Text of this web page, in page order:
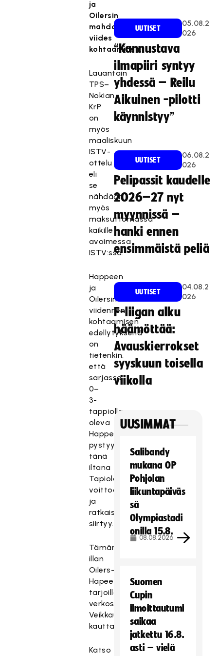
ja
Oilersin
mahdollinen
viides
kohtaaminen.
Lauantain
TPS–
Nokian
KrP
on
myös
maaliskuun
ISTV-
ottelu
eli
se
nähdään
myös
maksuttomassa
kaikille
avoimessa
ISTV:ssä.
Happeen
ja
Oilersin
viidennen
kohtaamisen
edellytyksenä
on
tietenkin,
että
sarjassa
0–
3-
tappiolla
oleva
Happee
pystyy
tänä
iltana
Tapiolassa
voittoon
ja
ratkaisu
siirtyy.
Tämän
illan
Oilers–
Hapee
tarjoillaan
verkossa
VeikkausTV:n
kautta.
Katso
UUTISET
05.08.2
026
“Kannustava
ilmapiiri syntyy
yhdessä – Reilu
Aikuinen -pilotti
käynnistyy”
UUTISET
06.08.2
026
Pelipassit kaudelle
2026–27 nyt
myynnissä –
hanki ennen
ensimmäistä peliä
UUTISET
04.08.2
026
F-liigan alku
häämöttää:
Avauskierrokset
syyskuun toisella
viikolla
UUSIMMAT
Salibandy
mukana OP
Pohjolan
liikuntapäiväs
sä
Olympiastadi
onilla 15.8.
08.08.2026
Suomen
Cupin
ilmoittautumi
saikaa
jatkettu 16.8.
asti – vielä